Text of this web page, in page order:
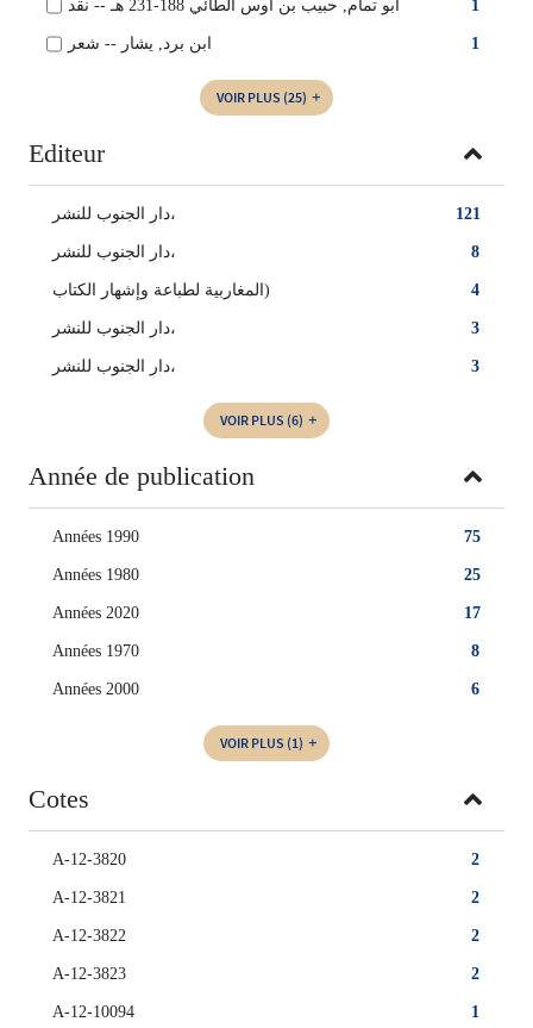
1 أبو تمام, حبيب بن أوس الطائي 188-231 هـ -- نقد
1 ابن برد, يشار -- شعر
VOIR PLUS (25)
Editeur
121 دار الجنوب للنشر،
8 دار الجنوب للنشر‏،
4 المغاربية لطباعة وإشهار الكتاب)
3 ‏دار الجنوب للنشر‏،
3 ‏دار الجنوب‏ للنشر،
VOIR PLUS (6)
Année de publication
75
Années 1990
25
Années 1980
17
Années 2020
8
Années 1970
6
Années 2000
VOIR PLUS (1)
Cotes
2
A-12-3820
2
A-12-3821
2
A-12-3822
2
A-12-3823
1
A-12-10094